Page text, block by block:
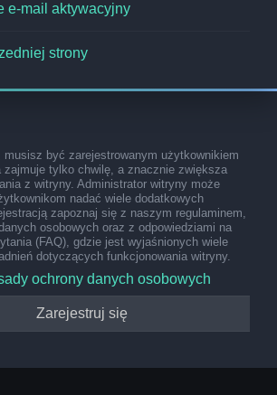
e-mail aktywacyjny
strony
być zarejestrowanym użytkownikiem
zajmuje tylko chwilę, a znacznie zwiększa
z witryny. Administrator witryny może
nadać wiele dodatkowych
zapoznaj się z naszym regulaminem,
osobowych oraz z odpowiedziami na
(FAQ), gdzie jest wyjaśnionych wiele
dotyczących funkcjonowania witryny.
ochrony danych osobowych
Zarejestruj się